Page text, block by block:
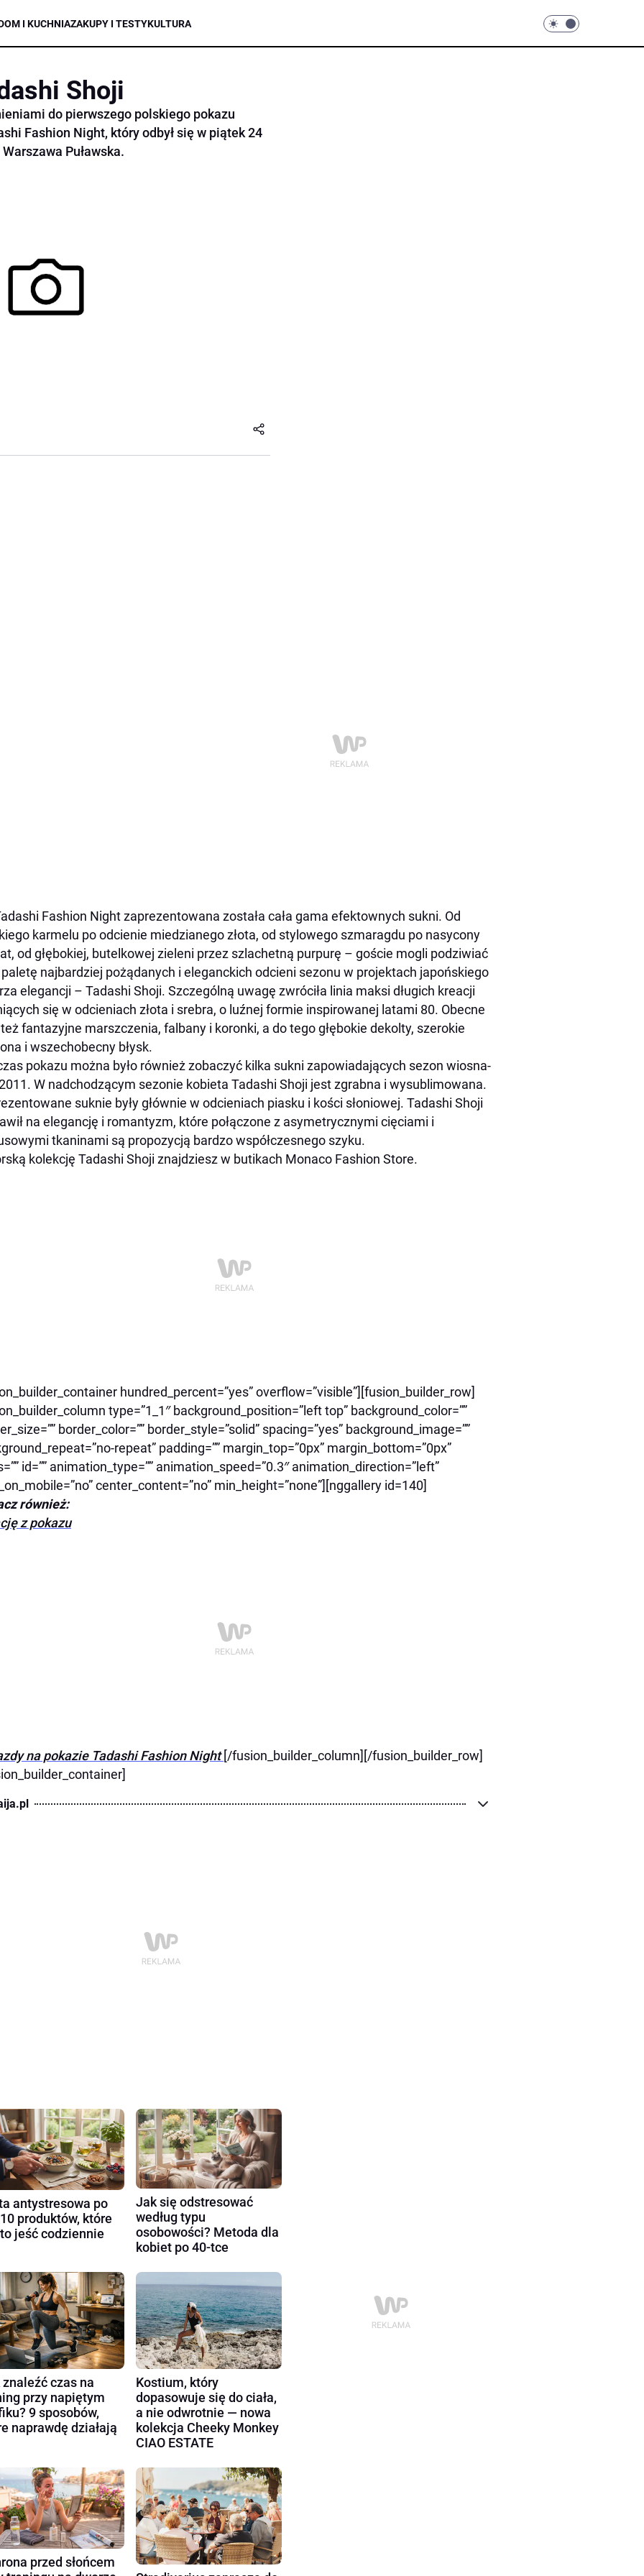
I KUCHNIAZAKUPY I TESTYKULTURA
Shoji
do pierwszego polskiego pokazu
Fashion Night, który odbył się w piątek 24
Puławska.
Fashion Night zaprezentowana została cała gama efektownych sukni. Od
karmelu po odcienie miedzianego złota, od stylowego szmaragdu po nasycony
od głębokiej, butelkowej zieleni przez szlachetną purpurę – goście mogli podziwiać
paletę najbardziej pożądanych i eleganckich odcieni sezonu w projektach japońskiego
elegancji – Tadashi Shoji. Szczególną uwagę zwróciła linia maksi długich kreacji
się w odcieniach złota i srebra, o luźnej formie inspirowanej latami 80. Obecne
też fantazyjne marszczenia, falbany i koronki, a do tego głębokie dekolty, szerokie
i wszechobecny błysk.
pokazu można było również zobaczyć kilka sukni zapowiadających sezon wiosna-
W nadchodzącym sezonie kobieta Tadashi Shoji jest zgrabna i wysublimowana.
suknie były głównie w odcieniach piasku i kości słoniowej. Tadashi Shoji
na elegancję i romantyzm, które połączone z asymetrycznymi cięciami i
tkaninami są propozycją bardzo współczesnego szyku.
kolekcję Tadashi Shoji znajdziesz w butikach Monaco Fashion Store.
hundred_percent=”yes” overflow=”visible”][fusion_builder_row]
type=”1_1″ background_position=”left top” background_color=””
border_color=”” border_style=”solid” spacing=”yes” background_image=””
repeat” padding=”” margin_top=”0px” margin_bottom=”0px”
id=”” animation_type=”” animation_speed=”0.3″ animation_direction=”left”
center_content=”no” min_height=”none”][nggallery id=140]
również:
z pokazu
na pokazie Tadashi Fashion Night [/fusion_builder_column][/fusion_builder_row]
antystresowa po
produktów, które
jeść codziennie
Jak się odstresować
według typu
osobowości? Metoda dla
kobiet po 40-tce
czas na
przy napiętym
9 sposobów,
naprawdę działają
Kostium, który
dopasowuje się do ciała,
a nie odwrotnie — nowa
kolekcja Cheeky Monkey
CIAO ESTATE
przed słońcem